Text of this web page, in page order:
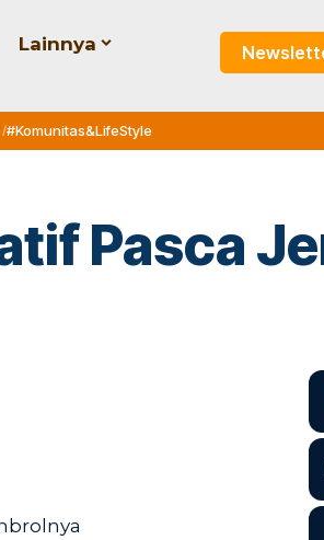
Lainnya
#Komunitas&LifeStyle
Pasca